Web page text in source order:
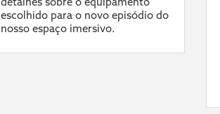
escolhido para o novo episódio do
nosso espaço imersivo.